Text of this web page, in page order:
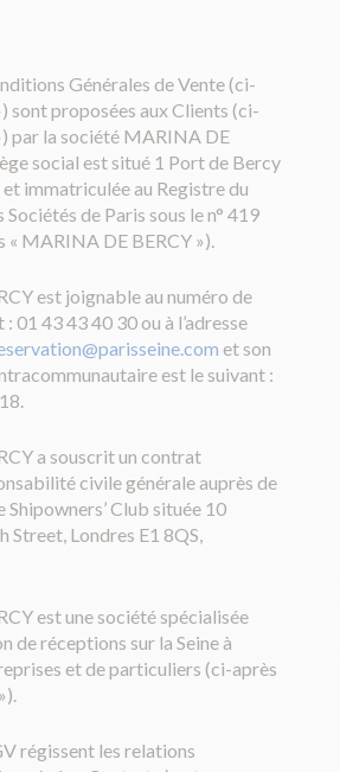
Générales de Vente (ci-
sont proposées aux Clients (ci-
par la société MARINA DE
social est situé 1 Port de Bercy
immatriculée au Registre du
de Paris sous le n° 419
« MARINA DE BERCY »).
est joignable au numéro de
01 43 43 40 30 ou à l’adresse
et son
est le suivant :
a souscrit un contrat
civile générale auprès de
Shipowners’ Club située 10
Street, Londres E1 8QS,
est une société spécialisée
de réceptions sur la Seine à
et de particuliers (ci-après
régissent les relations